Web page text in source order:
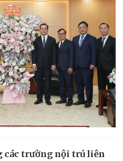
các trường nội trú liên